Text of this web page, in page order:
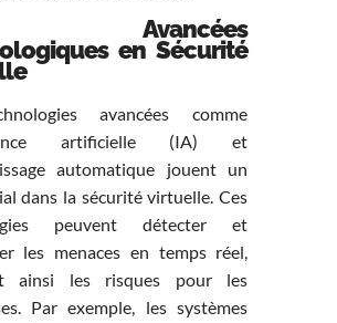
Avancées
en Sécurité
avancées comme
artificielle (IA) et
automatique jouent un
dans la sécurité virtuelle. Ces
peuvent détecter et
les menaces en temps réel,
ainsi les risques pour les
Par exemple, les systèmes